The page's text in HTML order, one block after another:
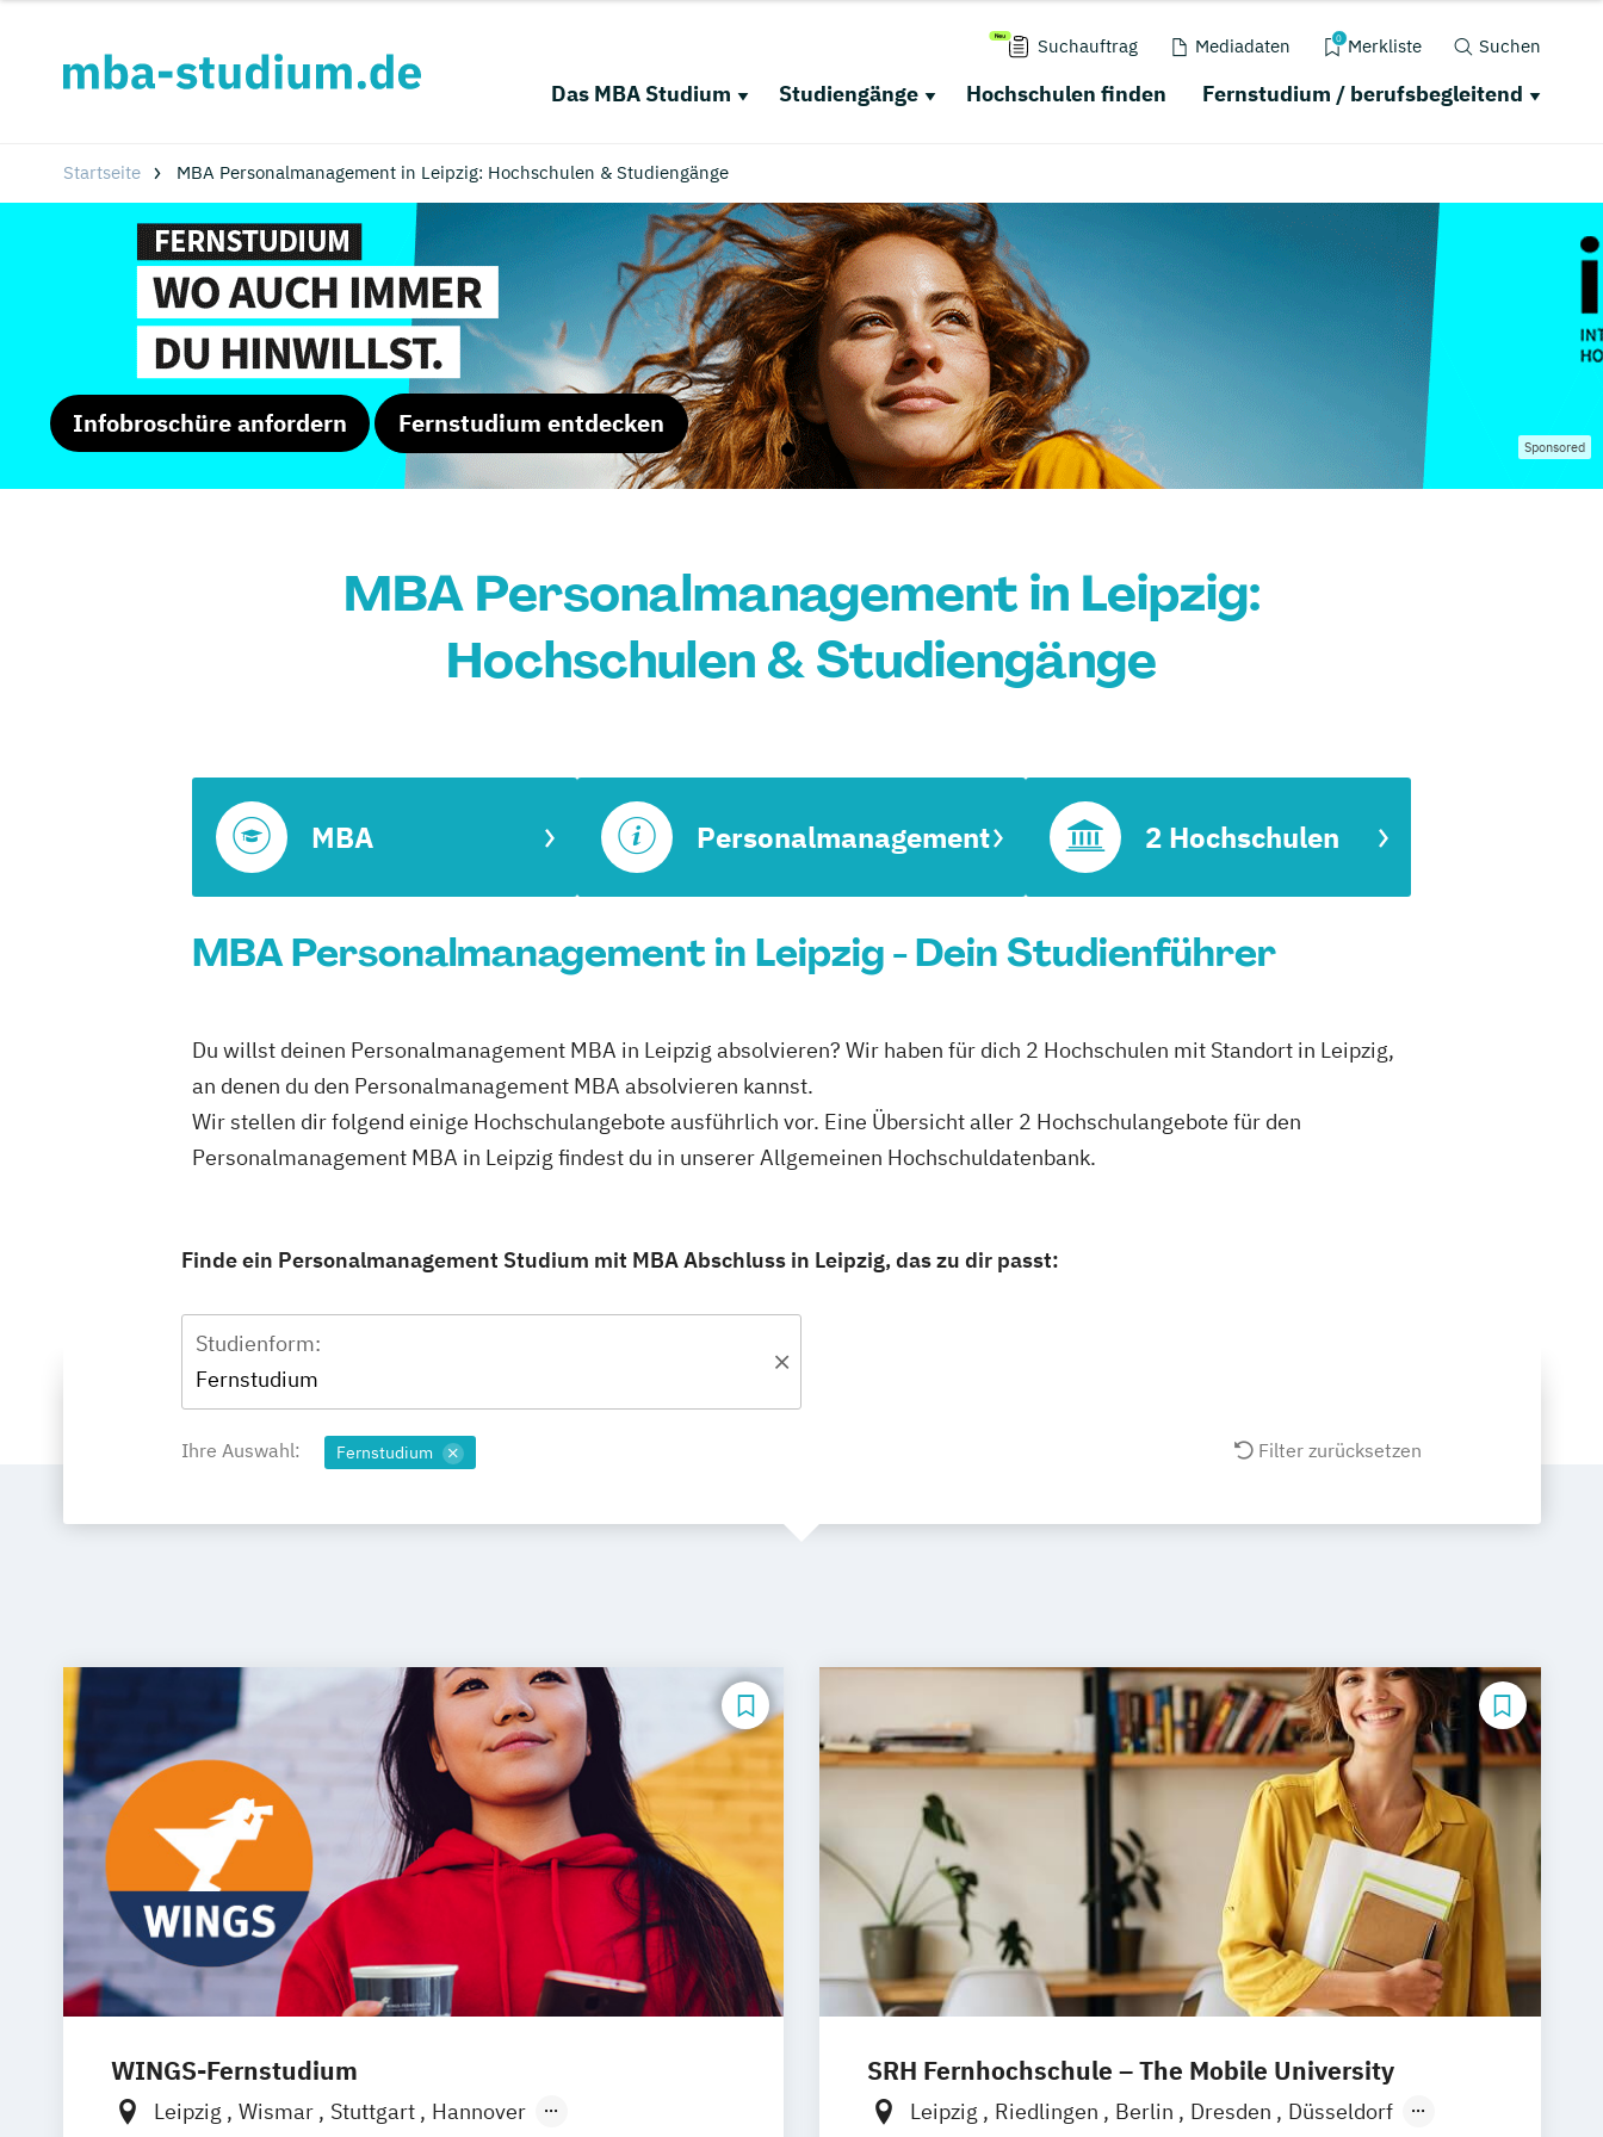
Suchauftrag Mediadaten 0 Merkliste Suchen
Das MBA Studium Studiengänge Hochschulen finden Fernstudium / berufsbegleitend
Startseite MBA Personalmanagement in Leipzig: Hochschulen & Studiengänge
Infobroschüre anfordern Fernstudium entdecken
Sponsored
MBA Personalmanagement in Leipzig:
Hochschulen & Studiengänge
MBA Personalmanagement 2 Hochschulen
MBA Personalmanagement in Leipzig - Dein Studienführer
Du willst deinen Personalmanagement MBA in Leipzig absolvieren? Wir haben für dich 2 Hochschulen mit Standort in Leipzig,
an denen du den Personalmanagement MBA absolvieren kannst.
Wir stellen dir folgend einige Hochschulangebote ausführlich vor. Eine Übersicht aller 2 Hochschulangebote für den
Personalmanagement MBA in Leipzig findest du in unserer Allgemeinen Hochschuldatenbank.
Finde ein Personalmanagement Studium mit MBA Abschluss in Leipzig, das zu dir passt:
Studienform:
Fernstudium
Ihre Auswahl: Fernstudium Filter zurücksetzen
WINGS-Fernstudium
Leipzig Wismar Stuttgart
Hannover
SRH Fernhochschule – The Mobile University
Leipzig Riedlingen Berlin Dresden
Düsseldorf